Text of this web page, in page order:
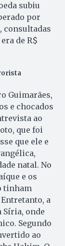
subiu
por
consultadas
de R$
Guimarães,
e chocados
ao
que foi
que ele e
natal. No
e os
tinham
a
onde
Segundo
ao